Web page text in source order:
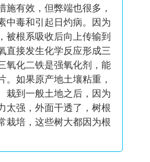
施有效，但弊端也很多，
中毒和引起日灼病。因为
被根系吸收后向上传输到
直接发生化学反应形成三
氧化二铁是强氧化剂，能
。 如果原产地土壤粘重，
栽到一般土地之后，因为
太强，外面干透了，树根
栽培，这些树大都因为根